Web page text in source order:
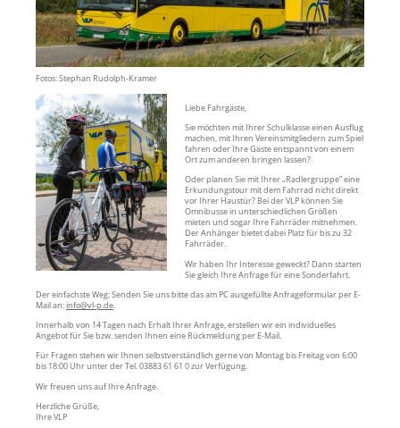
Fotos: Stephan Rudolph-Kramer
Liebe Fahrgäste,
Sie möchten mit Ihrer Schulklasse einen Ausflug
machen, mit Ihren Vereinsmitgliedern zum Spiel
fahren oder Ihre Gäste entspannt von einem
Ort zum anderen bringen lassen?
Oder planen Sie mit Ihrer „Radlergruppe“ eine
Erkundungstour mit dem Fahrrad nicht direkt
vor Ihrer Haustür? Bei der VLP können Sie
Omnibusse in unterschiedlichen Größen
mieten und sogar Ihre Fahrräder mitnehmen.
Der Anhänger bietet dabei Platz für bis zu 32
Fahrräder.
Wir haben Ihr Interesse geweckt? Dann starten
Sie gleich Ihre Anfrage für eine Sonderfahrt.
Der einfachste Weg: Senden Sie uns bitte das am PC ausgefüllte Anfrageformular per E-
Mail an:info@vl-p.de.
Innerhalb von 14 Tagen nach Erhalt Ihrer Anfrage, erstellen wir ein individuelles
Angebot für Sie bzw. senden Ihnen eine Rückmeldung per E-Mail.
Für Fragen stehen wir Ihnen selbstverständlich gerne von Montag bis Freitag von 6:00
bis 18:00 Uhr unter der Tel. 03883 61 61 0 zur Verfügung.
Wir freuen uns auf Ihre Anfrage.
Herzliche Grüße,
Ihre VLP